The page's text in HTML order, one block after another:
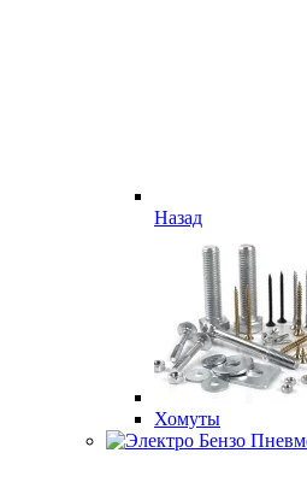
Назад
Хомуты